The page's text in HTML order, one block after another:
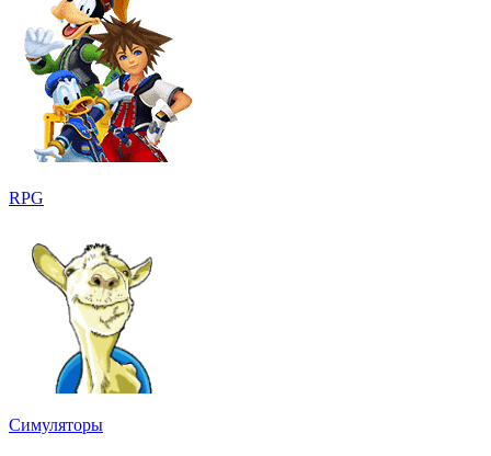
RPG
Симуляторы